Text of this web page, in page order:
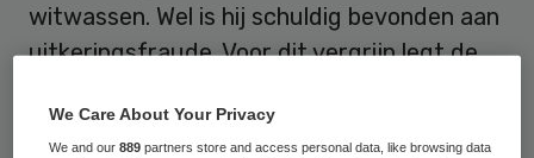
witwassen. Wel is hij schuldig bevonden aan
uitkeringsfraude. Voor dit vergrijp legt de
vijf maanden.
We Care About Your Privacy
We and our889 partners store and access personal data, like browsing data